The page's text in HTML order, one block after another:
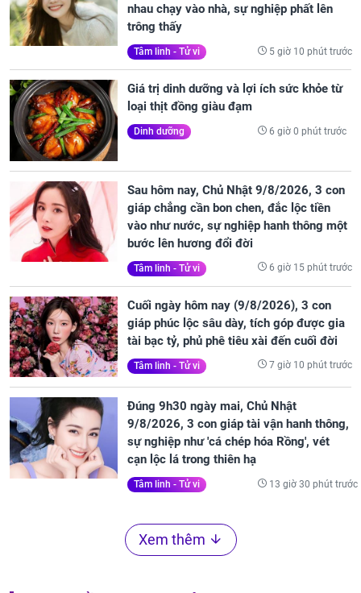
nhau chạy vào nhà, sự nghiệp phất lên
trông thấy
Tâm linh - Tử vi 5 giờ 10 phút trước
Giá trị dinh dưỡng và lợi ích sức khỏe từ
loại thịt đồng giàu đạm
Dinh dưỡng 6 giờ 0 phút trước
Sau hôm nay, Chủ Nhật 9/8/2026, 3 con
giáp chẳng cần bon chen, đắc lộc tiền
vào như nước, sự nghiệp hanh thông một
bước lên hương đổi đời
Tâm linh - Tử vi 6 giờ 15 phút trước
Cuối ngày hôm nay (9/8/2026), 3 con
giáp phúc lộc sâu dày, tích góp được gia
tài bạc tỷ, phủ phê tiêu xài đến cuối đời
Tâm linh - Tử vi 7 giờ 10 phút trước
Đúng 9h30 ngày mai, Chủ Nhật
9/8/2026, 3 con giáp tài vận hanh thông,
sự nghiệp như 'cá chép hóa Rồng', vét
cạn lộc lá trong thiên hạ
Tâm linh - Tử vi 13 giờ 30 phút trước
Xem thêm